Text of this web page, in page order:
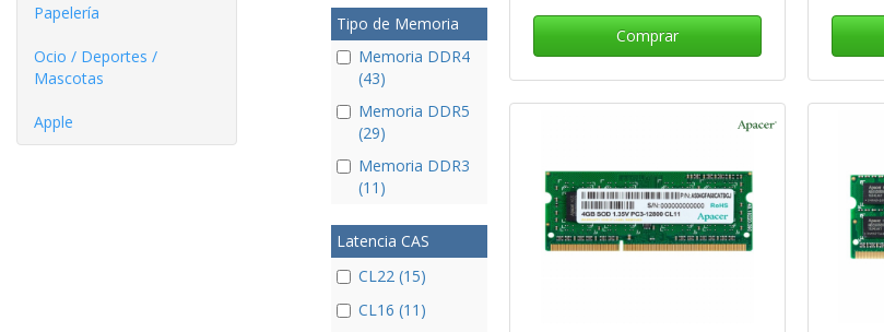
Papelería
Ocio / Deportes /
Mascotas
Apple
Tipo de Memoria
Memoria DDR4
(43)
Memoria DDR5
(29)
Memoria DDR3
(11)
Latencia CAS
CL22 (15)
CL16 (11)
Comprar